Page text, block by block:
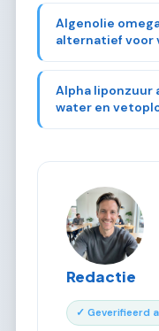
Algenolie
alternatief voor
Alpha liponzuur
water en
Redactie
✓ Geverifieerd